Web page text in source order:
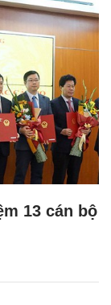
13 cán bộ